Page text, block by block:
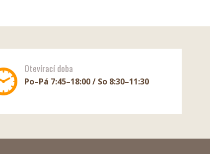
Otevírací doba
Po–Pá 7:45–18:00 / So 8:30–11:30